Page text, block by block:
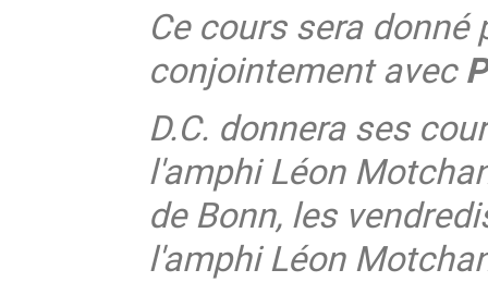
Ce cours sera donné
conjointement avec
D.C. donnera ses
l'amphi Léon
de Bonn, les
l'amphi Léon